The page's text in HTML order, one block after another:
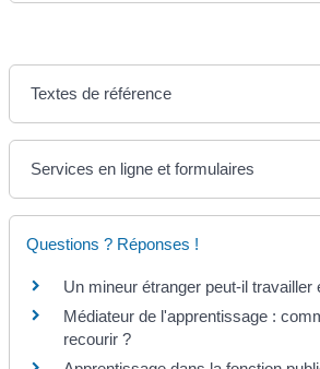
Textes de référence
Services en ligne et formulaires
Questions ? Réponses !
Un mineur étranger peut-il travailler
Médiateur de l'apprentissage :
recourir ?